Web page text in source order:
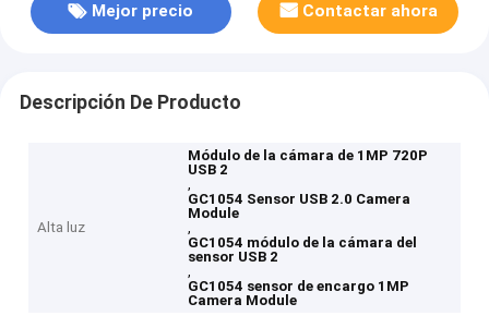
Mejor precio Contactar ahora
Descripción De Producto
Alta luz
Módulo de la cámara de 1MP 720P
USB 2
,
GC1054 Sensor USB 2.0 Camera
Module
,
GC1054 módulo de la cámara del
sensor USB 2
,
GC1054 sensor de encargo 1MP
Camera Module